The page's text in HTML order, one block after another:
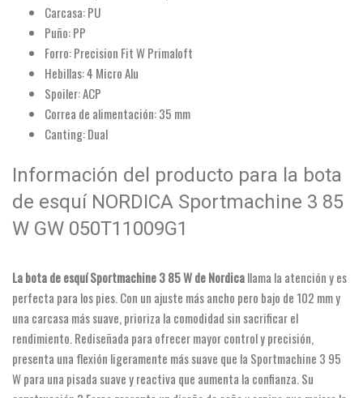
Carcasa: PU
Puño: PP
Forro: Precision Fit W Primaloft
Hebillas: 4 Micro Alu
Spoiler: ACP
Correa de alimentación: 35 mm
Canting: Dual
Información del producto para la bota
de esquí NORDICA Sportmachine 3 85
W GW 050T11009G1
La bota de esquí Sportmachine 3 85 W de Nordicallama la atención y es
perfecta para los pies. Con un ajuste más ancho pero bajo de 102 mm y
una carcasa más suave, prioriza la comodidad sin sacrificar el
rendimiento. Rediseñada para ofrecer mayor control y precisión,
presenta una flexión ligeramente más suave que la Sportmachine 3 95
W para una pisada suave y reactiva que aumenta la confianza. Su